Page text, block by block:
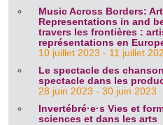
Music Across Borders:
Representations in and
travers les frontières :
représentations en
10 juillet 2023 - 11 juillet
Le spectacle des
spectacle dans les
28 juin 2023 - 30 juin 2023
Invertébré·e·s Vies et
sciences et dans les arts